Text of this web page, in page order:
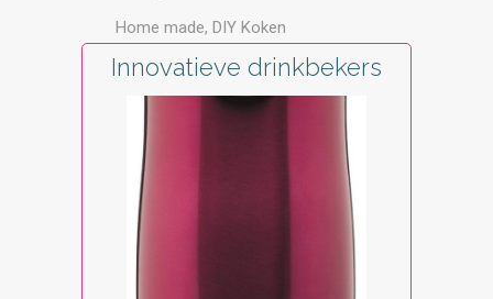
Home made, DIY Koken
Innovatieve drinkbekers